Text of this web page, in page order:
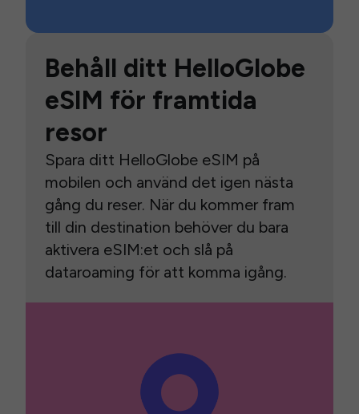
Behåll ditt HelloGlobe
eSIM för framtida
resor
Spara ditt HelloGlobe eSIM på
mobilen och använd det igen nästa
gång du reser. När du kommer fram
till din destination behöver du bara
aktivera eSIM:et och slå på
dataroaming för att komma igång.